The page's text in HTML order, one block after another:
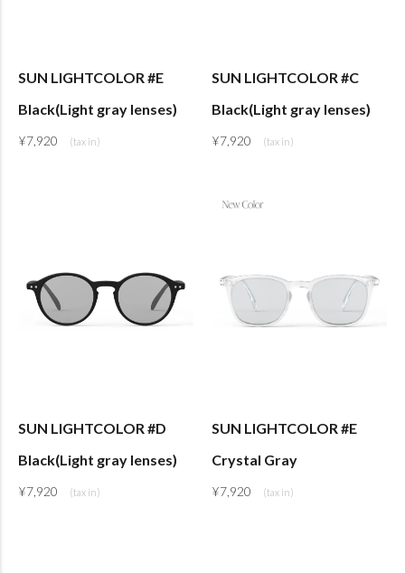
SUN LIGHTCOLOR #E
Black(Light gray lenses)
¥7,920
SUN LIGHTCOLOR #C
Black(Light gray lenses)
¥7,920
SUN LIGHTCOLOR #D
Black(Light gray lenses)
¥7,920
SUN LIGHTCOLOR #E
Crystal Gray
¥7,920